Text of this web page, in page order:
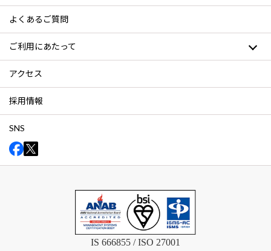
よくあるご質問
ご利用にあたって
アクセス
採用情報
SNS
IS 666855 / ISO 27001